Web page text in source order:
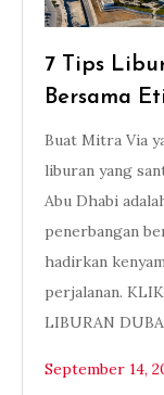
7 Tips
Bersama
Buat Mitra Via
liburan yang
Abu Dhabi
penerbangan
hadirkan
perjalanan.
LIBURAN
September 14,